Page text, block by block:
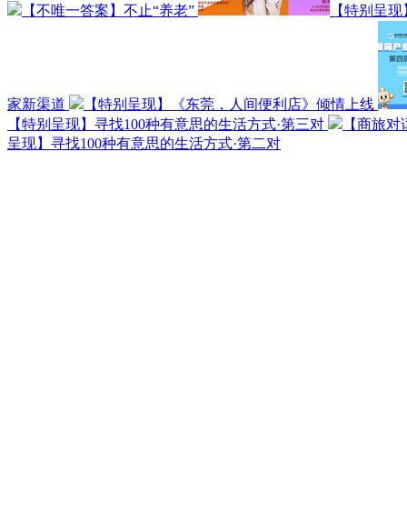
【不唯一答案】不止“养老” 【特别呈
家新渠道
【特别呈现】《东莞，人间便利店》倾情上线
【特别呈现】寻找100种有意思的生活方式·第三对
【商旅
呈现】寻找100种有意思的生活方式·第二对